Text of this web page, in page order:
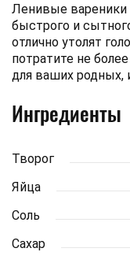
Ленивые вареники
быстрого и
отлично утолят
потратите не
для ваших родных,
Ингредиенты
Творог
Яйца
Соль
Сахар